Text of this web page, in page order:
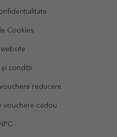
Cookies
și condiții
vouchere reducere
vouchere cadou